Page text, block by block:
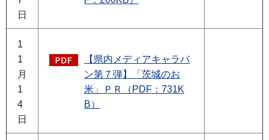
日
1
1
月
1
4
日
【県内メディアキャラバ
ン第７弾】「茨城のお
米」ＰＲ（PDF：731K
B）